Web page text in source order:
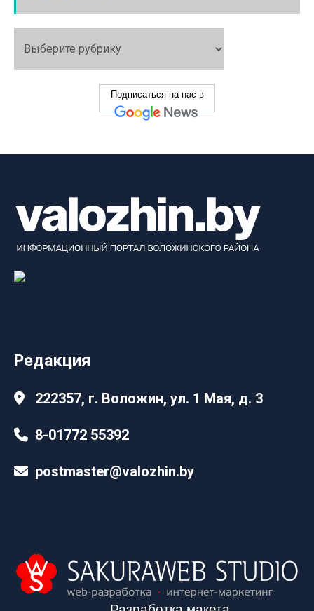
Подписаться на нас в
Редакция
222357, г. Воложин, ул. 1 Мая, д. 3
8-01772 55392
postmaster@valozhin.by